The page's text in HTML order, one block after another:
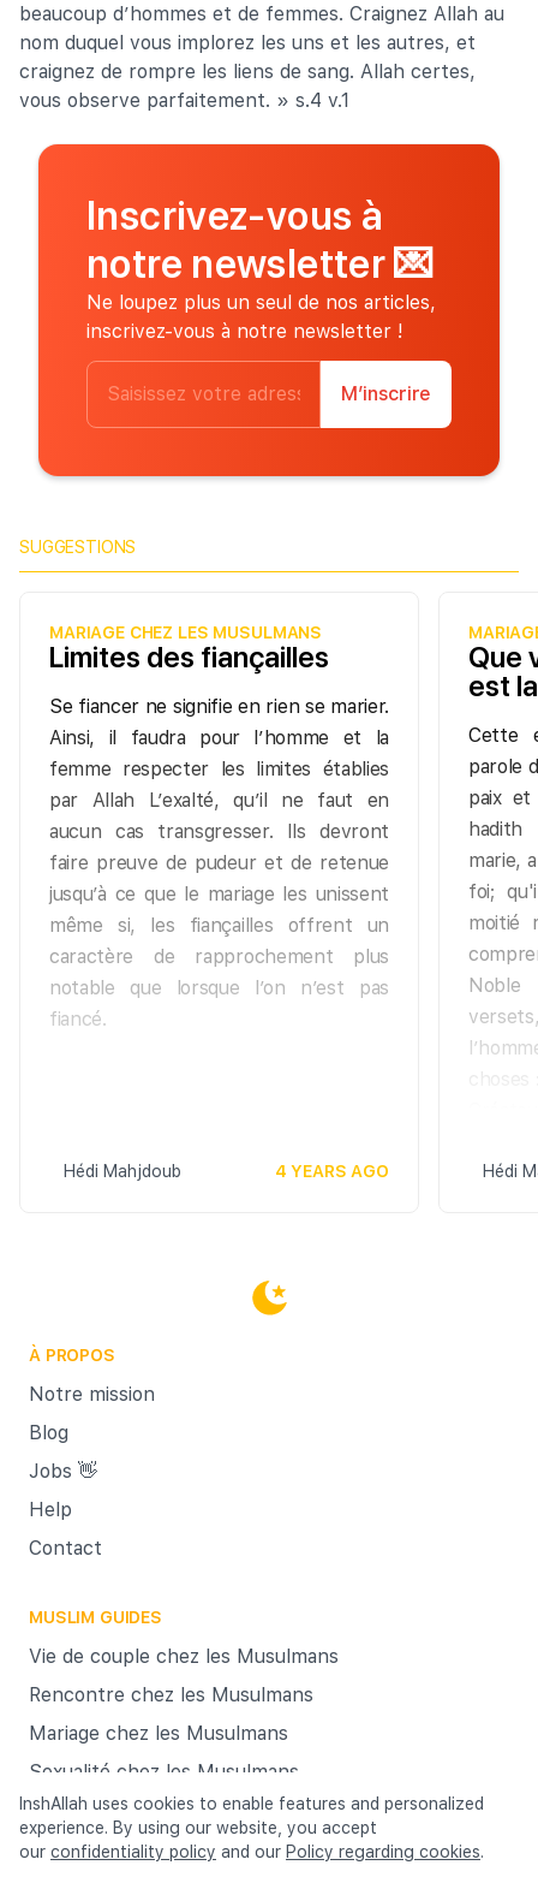
beaucoup d’hommes et de femmes. Craignez Allah au
nom duquel vous implorez les uns et les autres, et
craignez de rompre les liens de sang. Allah certes,
vous observe parfaitement. » s.4 v.1
Inscrivez-vous à
notre newsletter 💌
Ne loupez plus un seul de nos articles,
inscrivez-vous à notre newsletter !
M’inscrire
SUGGESTIONS
MARIAGE CHEZ LES MUSULMANS
Limites des fiançailles
Se fiancer ne signifie en rien se marier.
Ainsi, il faudra pour l’homme et la
femme respecter les limites établies
par Allah L’exalté, qu’il ne faut en
aucun cas transgresser. Ils devront
faire preuve de pudeur et de retenue
jusqu’à ce que le mariage les unissent
même si, les fiançailles offrent un
caractère de rapprochement plus
notable que lorsque l’on n’est pas
fiancé.
Hédi Mahjdoub 4 YEARS AGO
Que
est
Cette
parole
paix
marie,
foi;
moitié
Noble
ilHédi
À PROPOS
Notre mission
Blog
Jobs 👋
Help
Contact
MUSLIM GUIDES
Vie de couple chez les Musulmans
Rencontre chez les Musulmans
Mariage chez les Musulmans
Sexualité chez les Musulmans
Cookies Terms & Conditions Privacy policy
InshAllah uses cookies to enable features and personalized
experience. By using our website, you accept
our confidentiality policy and our Policy regarding cookies.